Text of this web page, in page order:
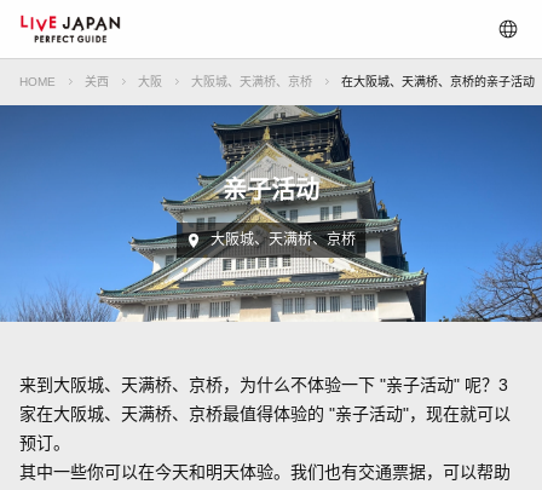
HOME 关西 大阪 大阪城、天满桥、京桥 在大阪城、天满桥、京桥的亲子活动
亲子活动
大阪城、天满桥、京桥
来到大阪城、天满桥、京桥，为什么不体验一下 "亲子活动" 呢？3
家在大阪城、天满桥、京桥最值得体验的 "亲子活动"，现在就可以
预订。
其中一些你可以在今天和明天体验。我们也有交通票据，可以帮助